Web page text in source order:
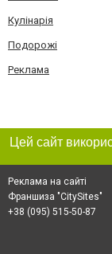
Кулінарія
Подорожі
Реклама
Реклама на сайті
Франшиза "CitySites"
+38 (095) 515-50-87